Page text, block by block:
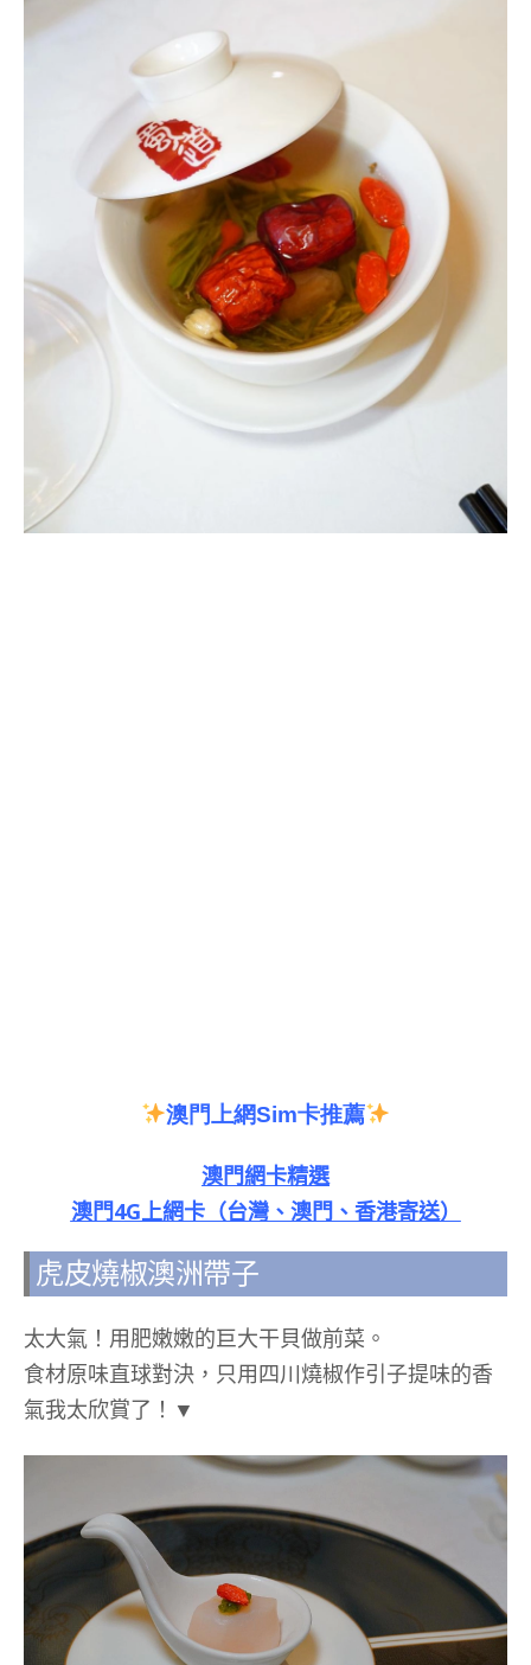
澳門上網Sim卡推薦
澳門網卡精選
澳門4G上網卡（台灣、澳門、香港寄送）
虎皮燒椒澳洲帶子
太大氣！用肥嫩嫩的巨大干貝做前菜。
食材原味直球對決，只用四川燒椒作引子提味的香
氣我太欣賞了！▼